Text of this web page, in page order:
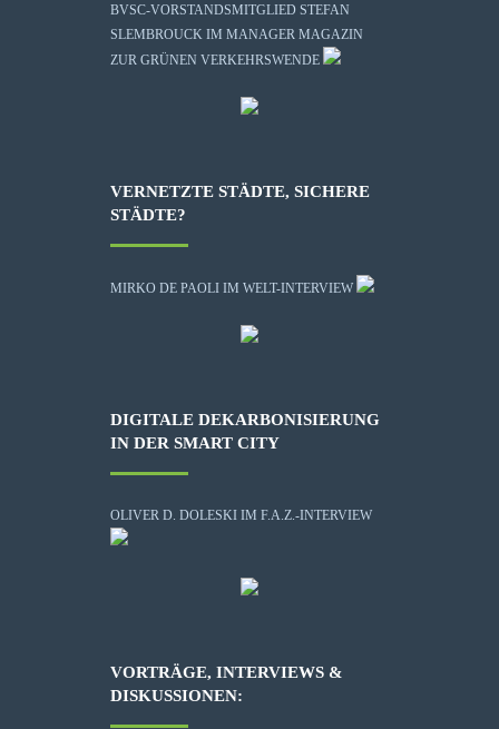
BVSC-VORSTANDSMITGLIED STEFAN
SLEMBROUCK IM MANAGER MAGAZIN
ZUR GRÜNEN VERKEHRSWENDE
VERNETZTE STÄDTE, SICHERE
STÄDTE?
MIRKO DE PAOLI IM WELT-INTERVIEW
DIGITALE DEKARBONISIERUNG
IN DER SMART CITY
OLIVER D. DOLESKI IM F.A.Z.-INTERVIEW
VORTRÄGE, INTERVIEWS &
DISKUSSIONEN: